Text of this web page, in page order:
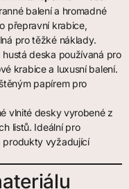
balení a hromadné
přepravní krabice,
pro těžké náklady.
hustá deska používaná pro
krabice a luxusní balení.
papírem pro
vlnité desky vyrobené z
listů. Ideální pro
produkty vyžadující